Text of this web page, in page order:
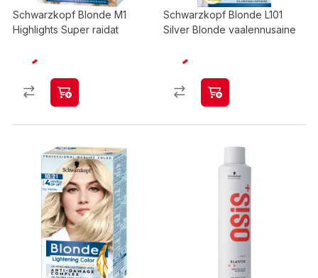
Schwarzkopf Blonde M1
Highlights Super raidat
Schwarzkopf Blonde L101
Silver Blonde vaalennusaine